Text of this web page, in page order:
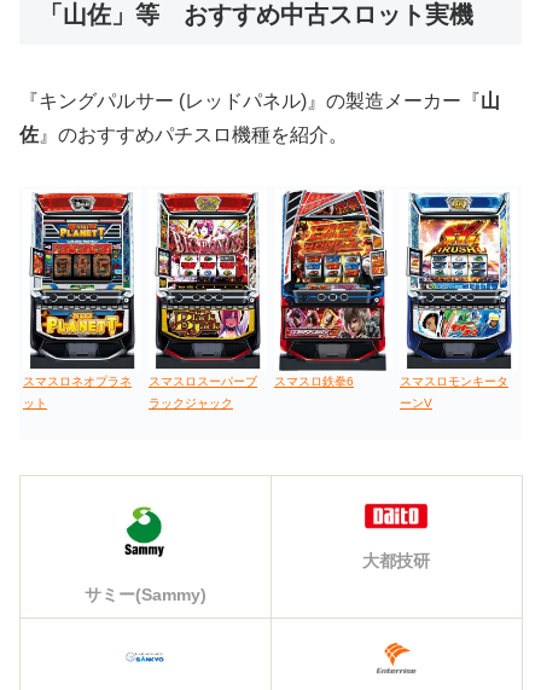
「山佐」等 おすすめ中古スロット実機
『キングパルサー (レッドパネル)』の製造メーカー『山
佐 』のおすすめパチスロ機種を紹介。
スマスロネオプラネ
ット
スマスロスーパーブ
ラックジャック
スマスロ鉄拳6
スマスロモンキータ
ーンV
サミー(Sammy)
大都技研